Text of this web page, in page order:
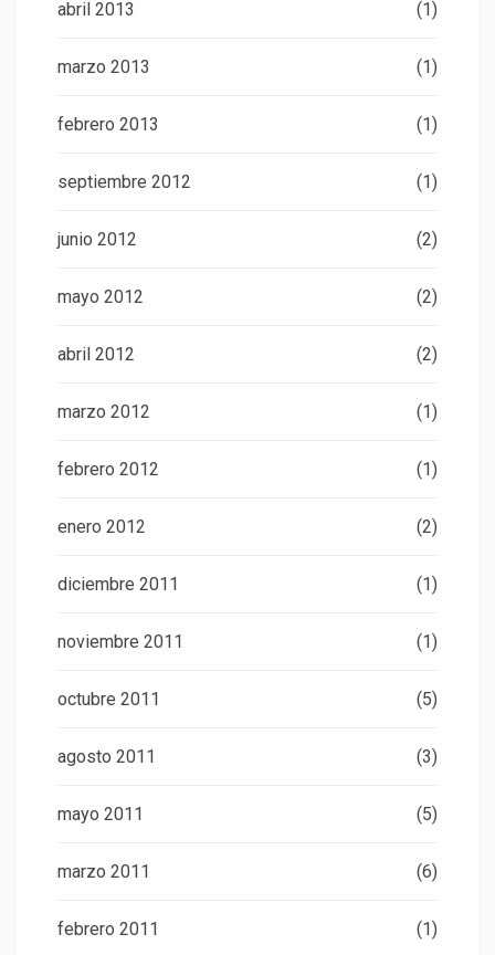
abril 2013 (1)
marzo 2013 (1)
febrero 2013 (1)
septiembre 2012 (1)
junio 2012 (2)
mayo 2012 (2)
abril 2012 (2)
marzo 2012 (1)
febrero 2012 (1)
enero 2012 (2)
diciembre 2011 (1)
noviembre 2011 (1)
octubre 2011 (5)
agosto 2011 (3)
mayo 2011 (5)
marzo 2011 (6)
febrero 2011 (1)